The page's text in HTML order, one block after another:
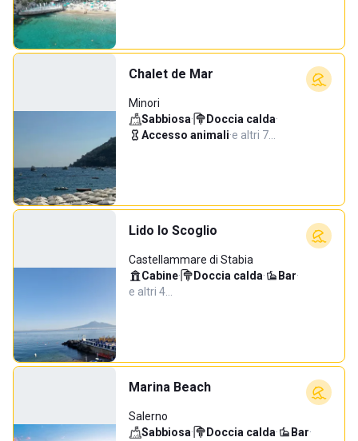
Chalet de Mar
Minori
Sabbiosa· Doccia calda·
Accesso animali·e altri 7…
Lido lo Scoglio
Castellammare di Stabia
Cabine· Doccia calda· Bar·
e altri 4…
Marina Beach
Salerno
Sabbiosa· Doccia calda· Bar·